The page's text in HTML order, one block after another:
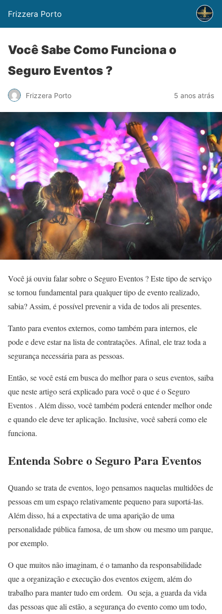
Frizzera Porto
Você Sabe Como Funciona o
Seguro Eventos ?
Frizzera Porto 5 anos atrás
Você já ouviu falar sobre o Seguro Eventos ? Este tipo de serviço
se tornou fundamental para qualquer tipo de evento realizado,
sabia? Assim, é possível prevenir a vida de todos ali presentes.
Tanto para eventos externos, como também para internos, ele
pode e deve estar na lista de contratações. Afinal, ele traz toda a
segurança necessária para as pessoas.
Então, se você está em busca do melhor para o seus eventos, saiba
que neste artigo será explicado para você o que é o Seguro
Eventos . Além disso, você também poderá entender melhor onde
e quando ele deve ter aplicação. Inclusive, você saberá como ele
funciona.
Entenda Sobre o Seguro Para Eventos
Quando se trata de eventos, logo pensamos naquelas multidões de
pessoas em um espaço relativamente pequeno para suportá-las.
Além disso, há a expectativa de uma aparição de uma
personalidade pública famosa, de um show ou mesmo um parque,
por exemplo.
O que muitos não imaginam, é o tamanho da responsabilidade
que a organização e execução dos eventos exigem, além do
trabalho para manter tudo em ordem. Ou seja, a guarda da vida
das pessoas que ali estão, a segurança do evento como um todo,